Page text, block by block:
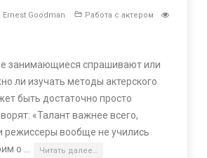
Ernest Goodman
Работа с актером
занимающиеся спрашивают или
ли изучать методы актерского
быть достаточно просто
«Талант важнее всего,
режиссеры вообще не учились
о …
Читать далее…